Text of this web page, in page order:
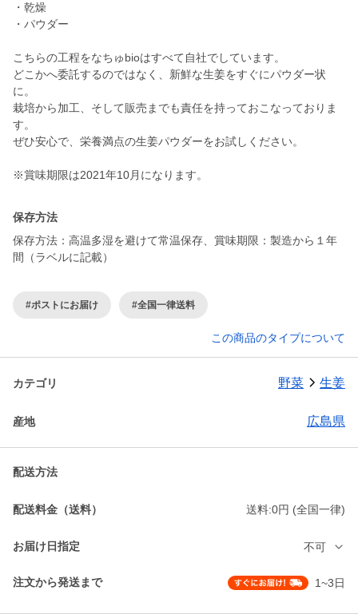
・乾燥
・パウダー
こちらの工程をなちゅbioはすべて自社でしています。
どこかへ委託するのではなく、新鮮な生姜をすぐにパウダー状
に。
栽培から加工、そして販売までも責任を持っておこなっておりま
す。
ぜひ安心で、栄養満点の生姜パウダーをお試しください。
※賞味期限は2021年10月になります。
保存方法
保存方法：高温多湿を避けて常温保存、賞味期限：製造から１年
間（ラベルに記載）
#ポストにお届け #全国一律送料
この商品のタイプについて
カテゴリ 野菜 生姜
産地 広島県
配送方法
配送料金（送料） 送料:0円 (全国一律)
お届け日指定 不可
注文から発送まで 1~3日